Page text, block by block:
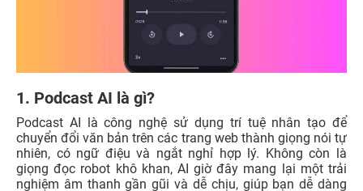
1. Podcast AI là gì?
Podcast AI là công nghệ sử dụng trí tuệ nhân tạo để
chuyển đổi văn bản trên các trang web thành giọng nói tự
nhiên, có ngữ điệu và ngắt nghỉ hợp lý. Không còn là
giọng đọc robot khô khan, AI giờ đây mang lại một trải
nghiệm âm thanh gần gũi và dễ chịu, giúp bạn dễ dàng